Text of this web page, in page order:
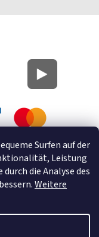
Surfen auf der
Leistung
die Analyse des
Weitere